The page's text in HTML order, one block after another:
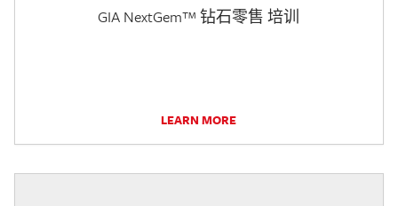
GIA NextGem™ 钻石零售 培训
LEARN MORE